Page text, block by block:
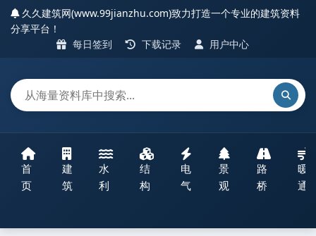
久久建筑网(www.99jianzhu.com)致力打造一个专业的建筑资料
分享平台！
每日签到
下载记录 用户中心
首
页
建
筑
水
利
结
构
电
气
景
观
路
桥
暖
通